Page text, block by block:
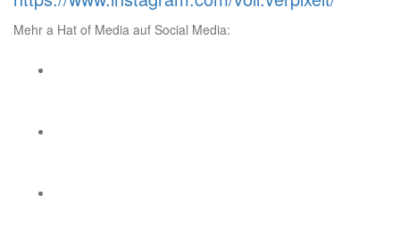
Mehr a Hat of Media auf Social Media: